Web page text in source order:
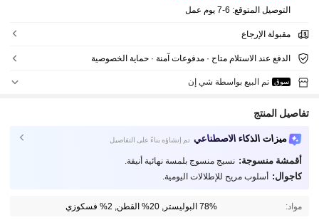
التوصيل المتوقع: 6-7 يوم عمل
مقبولة الإرجاع
الدفع عند الاستلام متاح · مدفوعات آمنة · حماية الخصوصية
سوق تم البيع بواسطة شي إن
تفاصيل المنتج
ميزات الذكاء الاصطناعي تم إنشاؤه بناءً على التفاصيل
أقمشة منسوجة: نسيج منسوج بلمسة نهائية أنيقة.
كاجوال: أسلوب مريح للإطلالات اليومية.
مواد: 78% البوليستر, 20% القطن, 2% فسكوزي